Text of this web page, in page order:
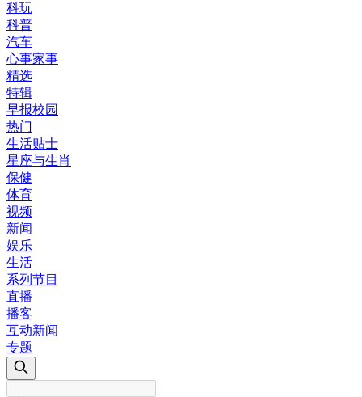
科玩
科普
汽车
心事家事
精选
特辑
早报校园
热门
生活贴士
星座与生肖
保健
体育
视频
新闻
娱乐
生活
系列节目
直播
播客
互动新闻
专题